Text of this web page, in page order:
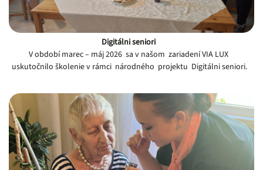
Digitálni seniori
V období marec – máj 2026 sa v našom zariadení VIA LUX
uskutočnilo školenie v rámci národného projektu Digitálni seniori.